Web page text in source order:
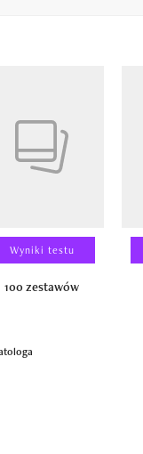
Wyniki testu
100 zestawów